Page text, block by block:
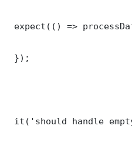
expect(() =>
});
it('should handle